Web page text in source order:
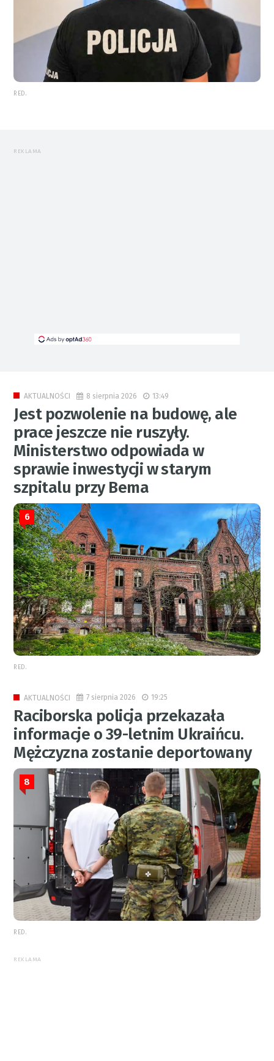
RED.
REKLAMA
AKTUALNOŚCI 8 sierpnia 2026 13:49
Jest pozwolenie na budowę, ale
prace jeszcze nie ruszyły.
Ministerstwo odpowiada w
sprawie inwestycji w starym
szpitalu przy Bema
6
RED.
AKTUALNOŚCI 7 sierpnia 2026 19:25
Raciborska policja przekazała
informacje o 39-letnim Ukraińcu.
Mężczyzna zostanie deportowany
8
RED.
REKLAMA